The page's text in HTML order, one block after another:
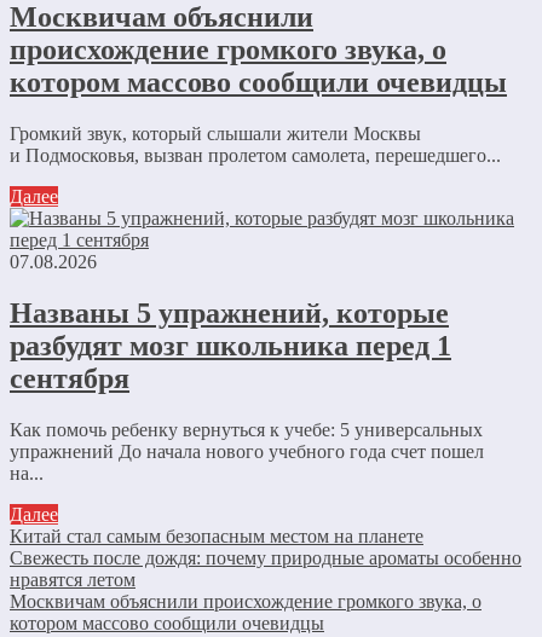
Москвичам объяснили
происхождение громкого звука, о
котором массово сообщили очевидцы
Громкий звук, который слышали жители Москвы
и Подмосковья, вызван пролетом самолета, перешедшего...
Далее
07.08.2026
Названы 5 упражнений, которые
разбудят мозг школьника перед 1
сентября
Как помочь ребенку вернуться к учебе: 5 универсальных
упражнений До начала нового учебного года счет пошел
на...
Далее
Китай стал самым безопасным местом на планете
Свежесть после дождя: почему природные ароматы особенно
нравятся летом
Москвичам объяснили происхождение громкого звука, о
котором массово сообщили очевидцы